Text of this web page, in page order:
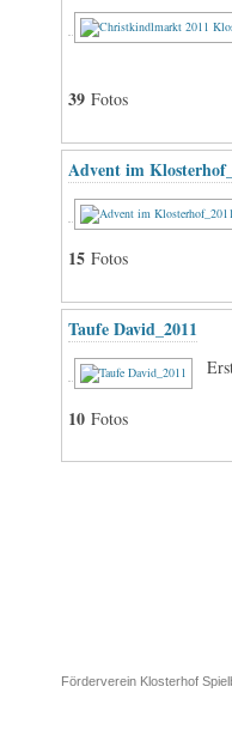
39 Fotos
Advent im
15 Fotos
Taufe David_2011
10 Fotos
Förderverein Klosterhof